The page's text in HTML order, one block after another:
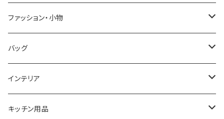
GRANDEUR
COGU
GAGA MILANO
CACTUS
LACOSTE
DIESEL
MICHAEL KORS
NO BRAND
DUCT
TRANSNUMBER
SAAMA HOMME
ARNOLD PALMER
GUCCI
TIFFANY&CO
FOLLI FOLLIE
POLICE
ファッション・小物
DAKS
栃木レザー
NIKE
バッグ
MANHATTAN PORTAGE
United HOMME
インテリア
CRYSTOCRAFT
キッチン用品